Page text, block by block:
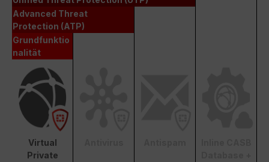
Advanced Threat
Protection (ATP)
Grundfunktio
nalität
Virtual
Private